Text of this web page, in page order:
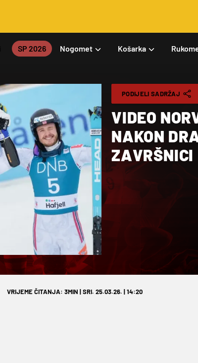
SP 2026 Nogomet Košarka
PODIJELI SADRŽAJ
VIDEO
NAKON
ZAVRŠNICI
VRIJEME ČITANJA: 3MIN | SRI. 25.03.26. | 14:20